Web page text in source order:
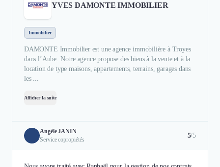
YVES DAMONTE IMMOBILIER
Immobilier
DAMONTE Immobilier est une agence immobilière à Troyes
dans l’Aube. Notre agence propose des biens à la vente et à la
location de type maisons, appartements, terrains, garages dans
les ...
Afficher la suite
Angèle JANIN
Service copropiétés
5/5